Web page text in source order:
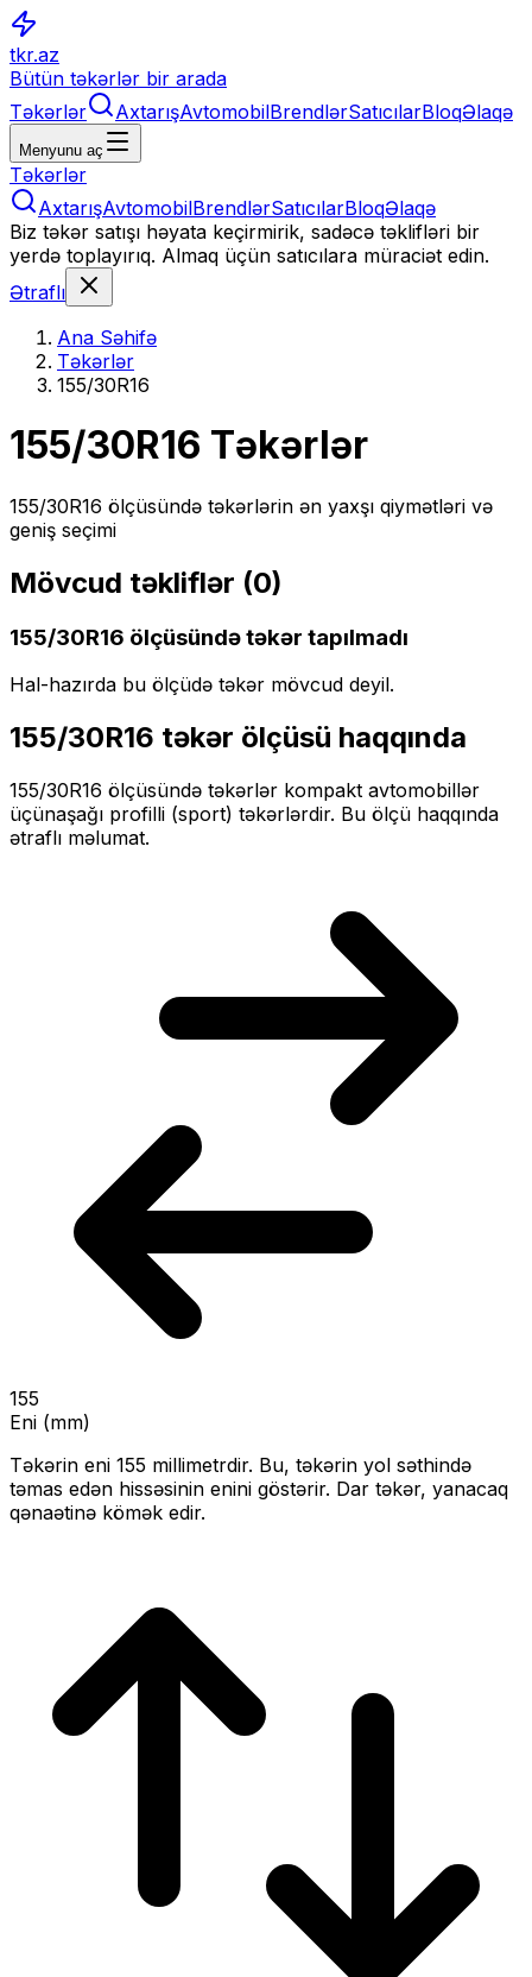
tkr.az
Bütün təkərlər bir arada
Təkərlər
AxtarışAvtomobilBrendlərSatıcılarBloqƏlaqə
Menyunu aç
Təkərlər
AxtarışAvtomobilBrendlərSatıcılarBloqƏlaqə
Biz təkər satışı həyata keçirmirik, sadəcə təklifləri bir
yerdə toplayırıq. Almaq üçün satıcılara müraciət edin.
Ətraflı
Ana Səhifə
Təkərlər
155/30R16
155/30R16 Təkərlər
155/30R16 ölçüsündə təkərlərin ən yaxşı qiymətləri və
geniş seçimi
Mövcud təkliflər (0)
155/30R16 ölçüsündə təkər tapılmadı
Hal-hazırda bu ölçüdə təkər mövcud deyil.
155/30R16 təkər ölçüsü haqqında
155/30R16 ölçüsündə təkərlər kompakt avtomobillər
üçünaşağı profilli (sport) təkərlərdir. Bu ölçü haqqında
ətraflı məlumat.
155
Eni (mm)
Təkərin eni 155 millimetrdir. Bu, təkərin yol səthində
təmas edən hissəsinin enini göstərir. Dar təkər, yanacaq
qənaətinə kömək edir.